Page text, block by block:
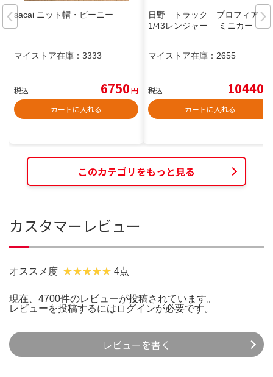
sacai ニット帽・ビーニー
マイストア在庫： 3333
税込 6750円
カートに入れる
日野 トラック プロフィア
1/43レンジャー ミニカー
マイストア在庫： 2655
税込 10440
カートに入れる
このカテゴリをもっと見る
カスタマーレビュー
オススメ度 4点
現在、4700件のレビューが投稿されています。
レビューを投稿するには ログインが必要です。
レビューを書く